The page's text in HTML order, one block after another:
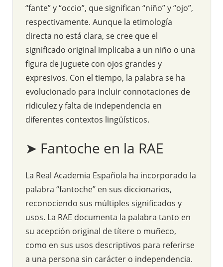
“fante” y “occio”, que significan “niño” y “ojo”,
respectivamente. Aunque la etimología
directa no está clara, se cree que el
significado original implicaba a un niño o una
figura de juguete con ojos grandes y
expresivos. Con el tiempo, la palabra se ha
evolucionado para incluir connotaciones de
ridiculez y falta de independencia en
diferentes contextos lingüísticos.
➤ Fantoche en la RAE
La Real Academia Española ha incorporado la
palabra “fantoche” en sus diccionarios,
reconociendo sus múltiples significados y
usos. La RAE documenta la palabra tanto en
su acepción original de títere o muñeco,
como en sus usos descriptivos para referirse
a una persona sin carácter o independencia.